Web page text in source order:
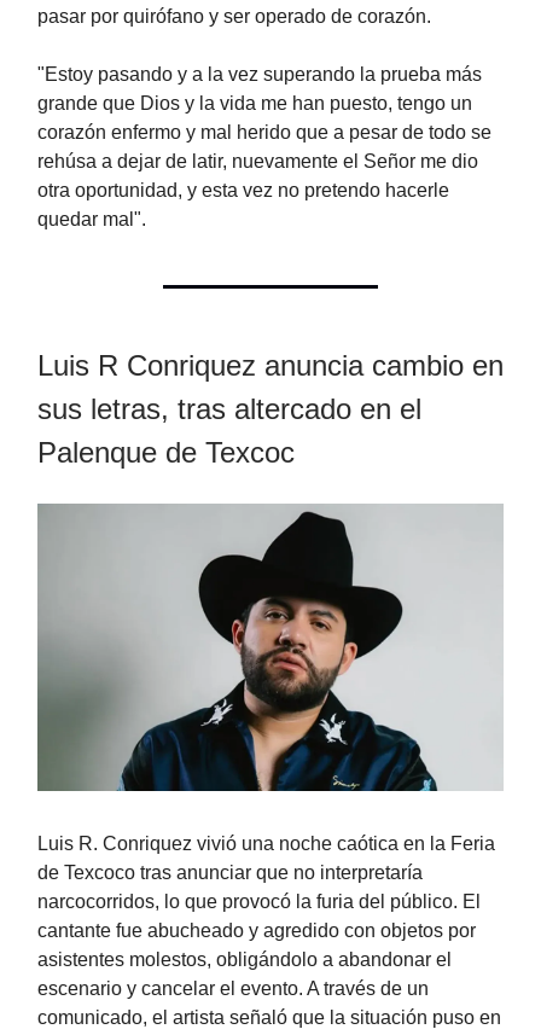
pasar por quirófano y ser operado de corazón.
"Estoy pasando y a la vez superando la prueba más
grande que Dios y la vida me han puesto, tengo un
corazón enfermo y mal herido que a pesar de todo se
rehúsa a dejar de latir, nuevamente el Señor me dio
otra oportunidad, y esta vez no pretendo hacerle
quedar mal".
Luis R Conriquez anuncia cambio en
sus letras, tras altercado en el
Palenque de Texcoc
Luis R. Conriquez vivió una noche caótica en la Feria
de Texcoco tras anunciar que no interpretaría
narcocorridos, lo que provocó la furia del público. El
cantante fue abucheado y agredido con objetos por
asistentes molestos, obligándolo a abandonar el
escenario y cancelar el evento. A través de un
comunicado, el artista señaló que la situación puso en